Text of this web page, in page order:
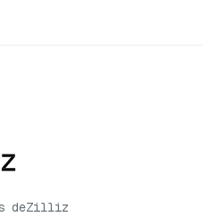
deZilliz